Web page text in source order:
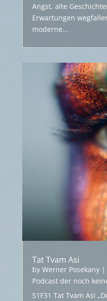
Angst, alte
Erwartungen
moderne...
Tat Tvam Asi
by Werner Posekany|
Podcast der noch
S1F31 Tat Tvam Asi